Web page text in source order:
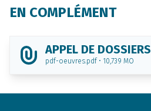
EN COMPLÉMENT
APPEL DE DOSSIERS
pdf-oeuvres.pdf • 10,739 MO